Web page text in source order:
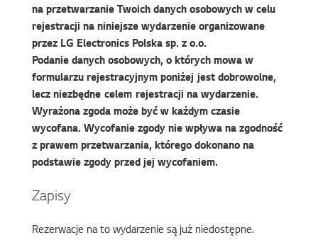
na przetwarzanie Twoich danych osobowych w celu
rejestracji na niniejsze wydarzenie organizowane
przez LG Electronics Polska sp. z o.o.
Podanie danych osobowych, o których mowa w
formularzu rejestracyjnym poniżej jest dobrowolne,
lecz niezbędne celem rejestracji na wydarzenie.
Wyrażona zgoda może być w każdym czasie
wycofana. Wycofanie zgody nie wpływa na zgodność
z prawem przetwarzania, którego dokonano na
podstawie zgody przed jej wycofaniem.
Zapisy
Rezerwacje na to wydarzenie są już niedostępne.